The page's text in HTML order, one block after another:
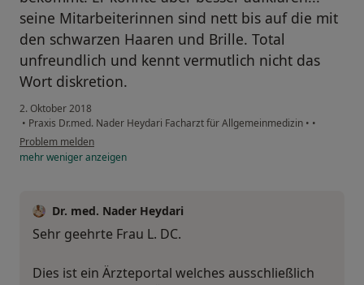
seine Mitarbeiterinnen sind nett bis auf die mit
den schwarzen Haaren und Brille. Total
unfreundlich und kennt vermutlich nicht das
Wort diskretion.
2. Oktober 2018
• Praxis Dr.med. Nader Heydari Facharzt für Allgemeinmedizin • •
Problem melden
mehrwenigeranzeigen
Dr. med. Nader Heydari
Sehr geehrte Frau L. DC.
Dies ist ein Ärzteportal welches ausschließlich